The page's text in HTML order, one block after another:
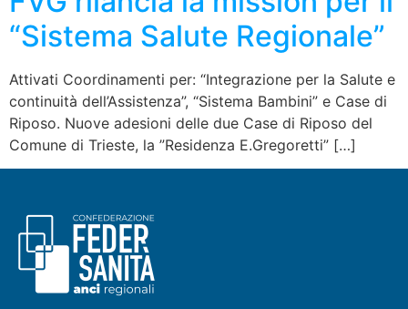
“Sistema Salute Regionale”
Attivati Coordinamenti per: “Integrazione per la Salute e
continuità dell’Assistenza”, “Sistema Bambini” e Case di
Riposo. Nuove adesioni delle due Case di Riposo del
Comune di Trieste, la ”Residenza E.Gregoretti” […]